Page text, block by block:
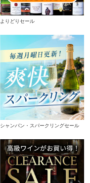
よりどりセール
シャンパン・スパークリングセール